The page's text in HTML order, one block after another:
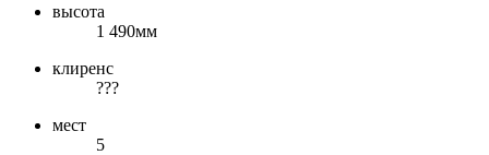
высота
1 490мм
клиренс
???
мест
5